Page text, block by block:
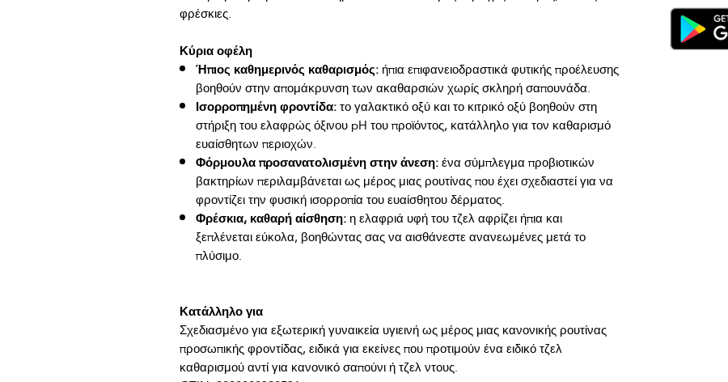
Κύρια οφέλη
Ήπιος καθημερινός καθαρισμός:ήπια επιφανειοδραστικά φυτικής προέλευσης
βοηθούν στην απομάκρυνση των ακαθαρσιών χωρίς σκληρή σαπουνάδα.
Ισορροπημένη φροντίδα:το γαλακτικό οξύ και το κιτρικό οξύ βοηθούν στη
στήριξη του ελαφρώς όξινου pH του προϊόντος, κατάλληλο για τον καθαρισμό
ευαίσθητων περιοχών.
Φόρμουλα προσανατολισμένη στην άνεση:ένα σύμπλεγμα προβιοτικών
βακτηρίων περιλαμβάνεται ως μέρος μιας ρουτίνας που έχει σχεδιαστεί για να
φροντίζει την φυσική ισορροπία του ευαίσθητου δέρματος.
Φρέσκια, καθαρή αίσθηση:η ελαφριά υφή του τζελ αφρίζει ήπια και
ξεπλένεται εύκολα, βοηθώντας σας να αισθάνεστε ανανεωμένες μετά το
πλύσιμο.
Κατάλληλο για
Σχεδιασμένο για εξωτερική γυναικεία υγιεινή ως μέρος μιας κανονικής ρουτίνας
προσωπικής φροντίδας, ειδικά για εκείνες που προτιμούν ένα ειδικό τζελ